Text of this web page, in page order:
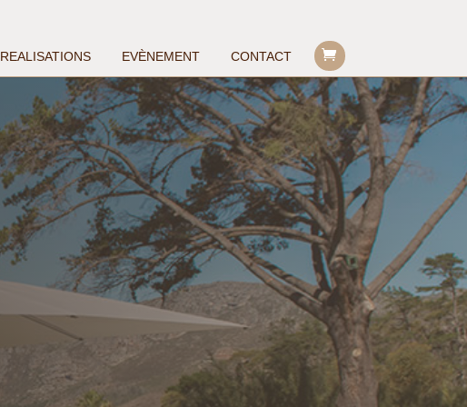
REALISATIONS EVÈNEMENT CONTACT